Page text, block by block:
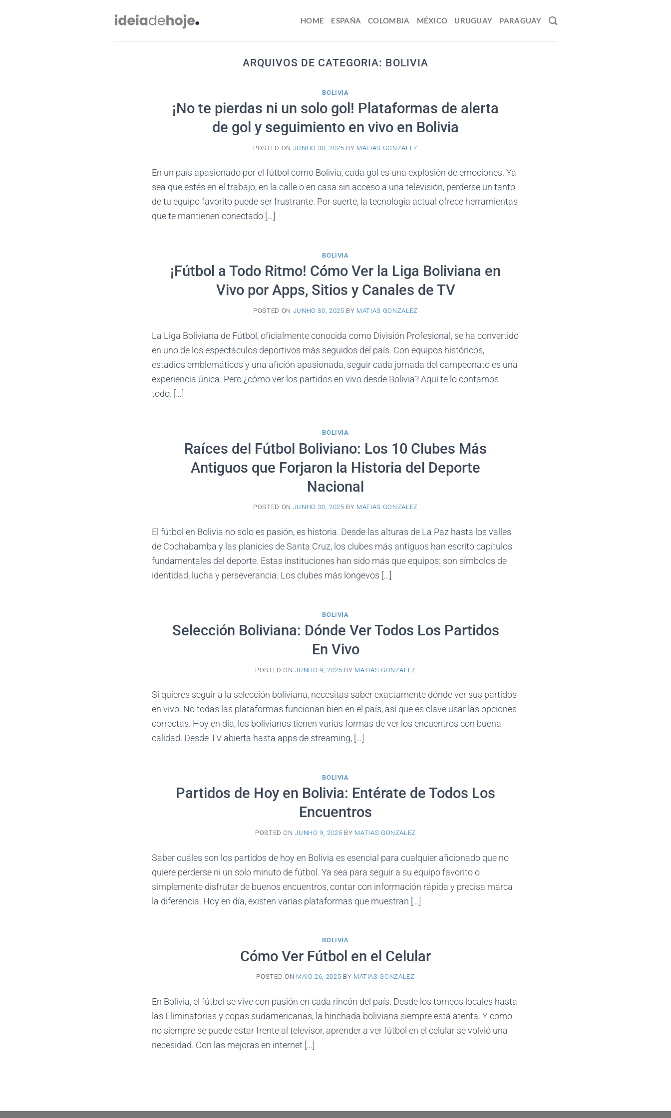
HOME ESPAÑA COLOMBIA MÉXICO URUGUAY PARAGUAY
ARQUIVOS DE CATEGORIA: BOLIVIA
BOLIVIA
¡No te pierdas ni un solo gol! Plataformas de alerta
de gol y seguimiento en vivo en Bolivia
POSTED ON JUNHO 30, 2025 BY MATIAS GONZALEZ
En un país apasionado por el fútbol como Bolivia, cada gol es una explosión de emociones. Ya
sea que estés en el trabajo, en la calle o en casa sin acceso a una televisión, perderse un tanto
de tu equipo favorito puede ser frustrante. Por suerte, la tecnología actual ofrece herramientas
que te mantienen conectado […]
BOLIVIA
¡Fútbol a Todo Ritmo! Cómo Ver la Liga Boliviana en
Vivo por Apps, Sitios y Canales de TV
POSTED ON JUNHO 30, 2025 BY MATIAS GONZALEZ
La Liga Boliviana de Fútbol, oficialmente conocida como División Profesional, se ha convertido
en uno de los espectáculos deportivos más seguidos del país. Con equipos históricos,
estadios emblemáticos y una afición apasionada, seguir cada jornada del campeonato es una
experiencia única. Pero ¿cómo ver los partidos en vivo desde Bolivia? Aquí te lo contamos
todo. […]
BOLIVIA
Raíces del Fútbol Boliviano: Los 10 Clubes Más
Antiguos que Forjaron la Historia del Deporte
Nacional
POSTED ON JUNHO 30, 2025 BY MATIAS GONZALEZ
El fútbol en Bolivia no solo es pasión, es historia. Desde las alturas de La Paz hasta los valles
de Cochabamba y las planicies de Santa Cruz, los clubes más antiguos han escrito capítulos
fundamentales del deporte. Estas instituciones han sido más que equipos: son símbolos de
identidad, lucha y perseverancia. Los clubes más longevos […]
BOLIVIA
Selección Boliviana: Dónde Ver Todos Los Partidos
En Vivo
POSTED ONJUNHO 9, 2025 BY MATIAS GONZALEZ
Si quieres seguir a la selección boliviana, necesitas saber exactamente dónde ver sus partidos
en vivo. No todas las plataformas funcionan bien en el país, así que es clave usar las opciones
correctas. Hoy en día, los bolivianos tienen varias formas de ver los encuentros con buena
calidad. Desde TV abierta hasta apps de streaming, […]
BOLIVIA
Partidos de Hoy en Bolivia: Entérate de Todos Los
Encuentros
POSTED ONJUNHO 9, 2025 BY MATIAS GONZALEZ
Saber cuáles son los partidos de hoy en Bolivia es esencial para cualquier aficionado que no
quiere perderse ni un solo minuto de fútbol. Ya sea para seguir a su equipo favorito o
simplemente disfrutar de buenos encuentros, contar con información rápida y precisa marca
la diferencia. Hoy en día, existen varias plataformas que muestran […]
BOLIVIA
Cómo Ver Fútbol en el Celular
POSTED ON MAIO 26, 2025 BY MATIAS GONZALEZ
En Bolivia, el fútbol se vive con pasión en cada rincón del país. Desde los torneos locales hasta
las Eliminatorias y copas sudamericanas, la hinchada boliviana siempre está atenta. Y como
no siempre se puede estar frente al televisor, aprender a ver fútbol en el celular se volvió una
necesidad. Con las mejoras en internet […]